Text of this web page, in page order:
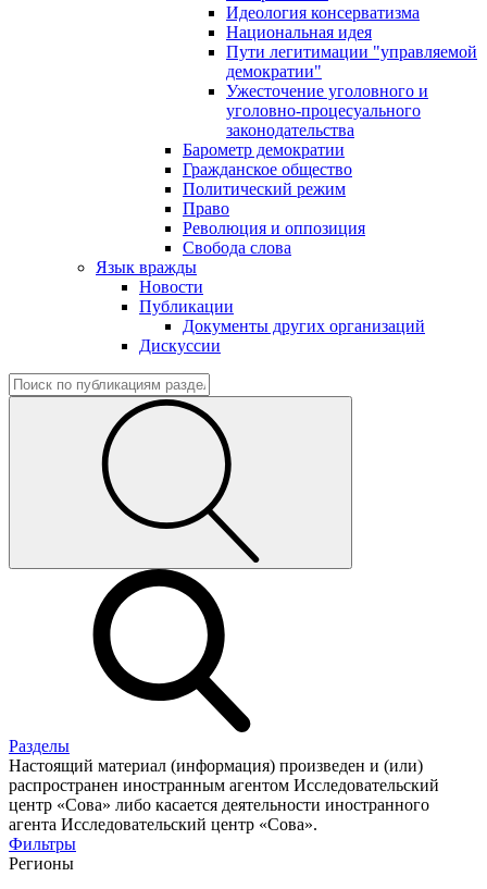
Идеология консерватизма
Национальная идея
Пути легитимации "управляемой
демократии"
Ужесточение уголовного и
уголовно-процесуального
законодательства
Барометр демократии
Гражданское общество
Политический режим
Право
Революция и оппозиция
Свобода слова
Язык вражды
Новости
Публикации
Документы других организаций
Дискуссии
Разделы
Настоящий материал (информация) произведен и (или)
распространен иностранным агентом Исследовательский
центр «Сова» либо касается деятельности иностранного
агента Исследовательский центр «Сова».
Фильтры
Регионы